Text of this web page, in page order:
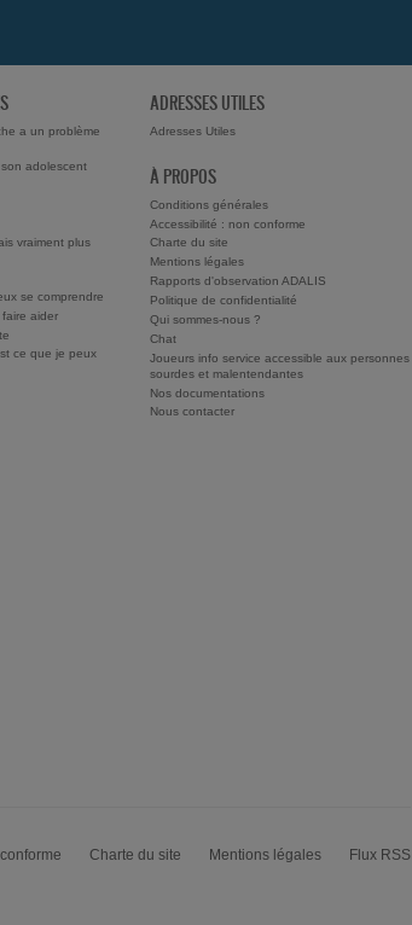
a un problème
adolescent
vraiment plus
se comprendre
aider
ce que je peux
ADRESSES UTILES
Adresses Utiles
À PROPOS
Conditions générales
Accessibilité : non conforme
Charte du site
Mentions légales
Rapports d'observation ADALIS
Politique de confidentialité
Qui sommes-nous ?
Chat
Joueurs info service accessible aux personnes
sourdes et malentendantes
Nos documentations
Nous contacter
Charte du site Mentions légales Flux RSS